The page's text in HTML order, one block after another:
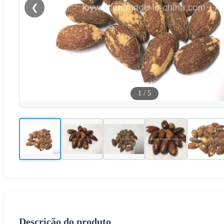
❮
1 / 5
Descrição do produto